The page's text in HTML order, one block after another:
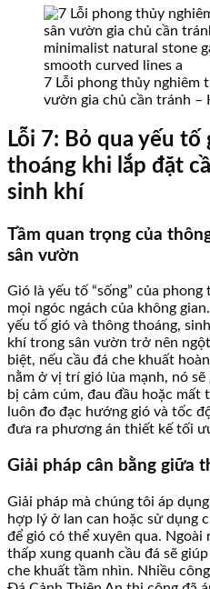
7 Lỗi phong thủy nghiêm
vườn gia chủ cần tránh –
Lỗi 7: Bỏ qua yếu
thoáng khi lắp đặt
sinh khí
Tầm quan trọng của
sân vườn
Gió là yếu tố “sống” của
mọi ngóc ngách của không
yếu tố gió và thông thoáng,
khí trong sân vườn trở nên
biệt, nếu cầu đá che khuất
nằm ở vị trí gió lùa mạnh, nó
bị cảm cúm, đau đầu hoặc mất
luôn đo đạc hướng gió và tốc
đưa ra phương án thiết kế tối
Giải pháp cân bằng giữa
Giải pháp mà chúng tôi áp
hợp lý ở lan can hoặc sử dụng
để gió có thể xuyên qua. Ngoài
thấp xung quanh cầu đá sẽ
che khuất tầm nhìn. Nhiều